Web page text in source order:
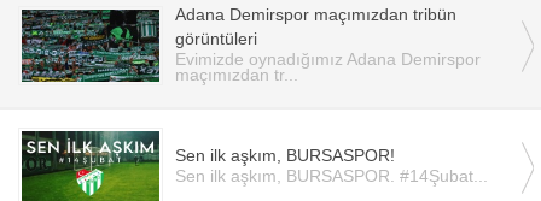
Adana Demirspor maçımızdan tribün
görüntüleri
Evimizde oynadığımız Adana Demirspor
maçımızdan tr...
Sen ilk aşkım, BURSASPOR!
Sen ilk aşkım, BURSASPOR. #14Şubat...